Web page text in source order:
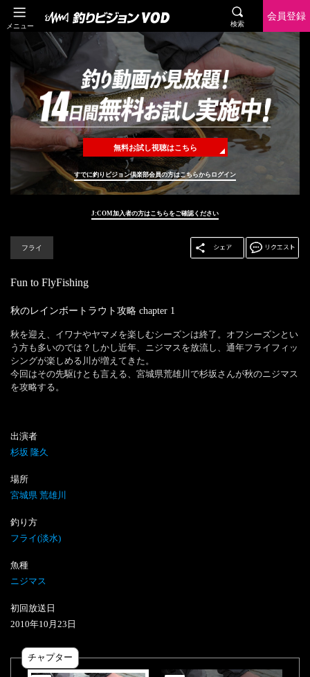
メニュー 検索
会員登録
無料お試し視聴はこちら
すでに釣りビジョン倶楽部会員の方はこちらからログイン
J:COM加入者の方はこちらをご確認ください
フライ
Fun to FlyFishing
秋のレインボートラウト攻略 chapter 1
秋を迎え、イワナやヤマメを楽しむシーズンは終了。オフシーズンとい
う方も多いのでは？しかし近年、ニジマスを放流し、通年フライフィッ
シングが楽しめる川が増えてきた。
今回はその先駆けとも言える、宮城県荒雄川で杉坂さんが秋のニジマス
を攻略する。
出演者
杉坂 隆久
場所
宮城県 荒雄川
釣り方
フライ(淡水)
魚種
ニジマス
初回放送日
2010年10 月 23 日
チャプター